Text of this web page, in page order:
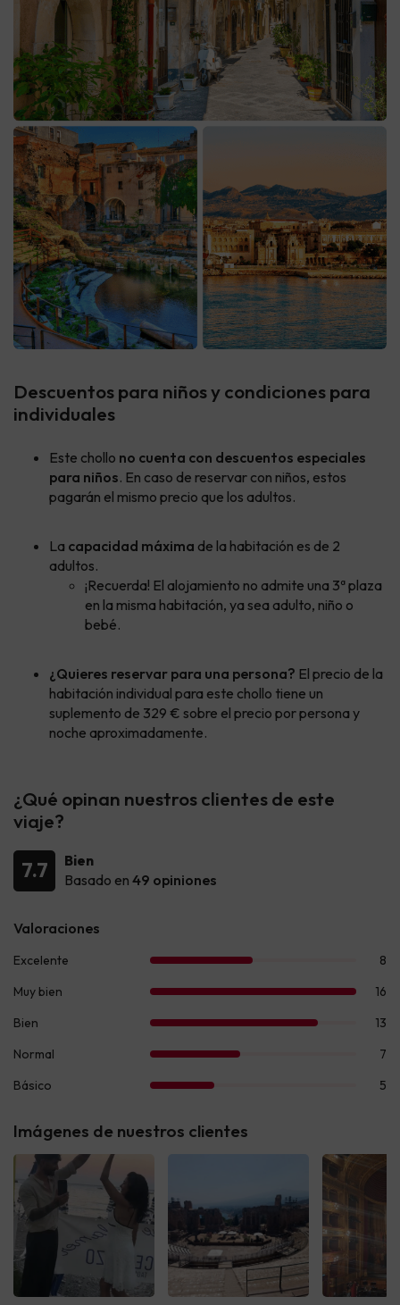
Descuentos para niños y condiciones para
individuales
Este chollo no cuenta con descuentos especiales
para niños. En caso de reservar con niños, estos
pagarán el mismo precio que los adultos.
La capacidad máxima de la habitación es de 2
adultos.
¡Recuerda! El alojamiento no admite una 3ª plaza
en la misma habitación, ya sea adulto, niño o
bebé.
¿Quieres reservar para una persona? El precio de la
habitación individual para este chollo tiene un
suplemento de 329 € sobre el precio por persona y
noche aproximadamente.
¿Qué opinan nuestros clientes de este
viaje?
7.7
Bien
Basado en 49 opiniones
Imágenes de nuestros clientes